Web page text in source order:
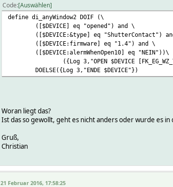
Code Auswählen
define di_anyWindow2 DOIF (\
([$DEVICE] eq "opened") and \
([$DEVICE:&type] eq "ShutterContact")
([$DEVICE:firmware] eq "1.4") and \
([$DEVICE:alermWhenOpen10] eq "NEIN"))\
({Log 3,"OPEN $DEVICE
DOELSE({Log 3,"ENDE $DEVICE"})
Woran liegt das?
Ist das so gewollt, geht es nicht anders oder wurde es
Gruß,
Christian
21 Februar 2016, 17:58:25